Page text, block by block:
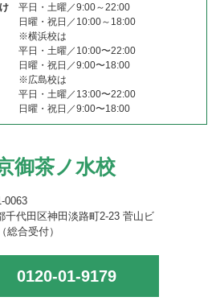
平日・土曜／9:00～22:00
日曜・祝日／10:00～18:00
※横浜校は
平日・土曜／10:00〜22:00
日曜・祝日／9:00〜18:00
※広島校は
平日・土曜／13:00〜22:00
日曜・祝日／9:00〜18:00
御茶ノ水校
0063
千代田区神田淡路町2-23 菅山ビ
総合受付）
0120-01-9179